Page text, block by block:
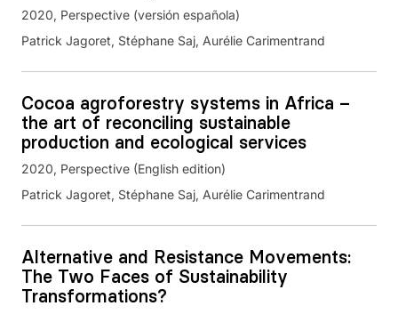
2020 Perspective (versión española)
Patrick Jagoret, Stéphane Saj, Aurélie Carimentrand
Cocoa agroforestry systems in Africa –
the art of reconciling sustainable
production and ecological services
2020 Perspective (English edition)
Patrick Jagoret, Stéphane Saj, Aurélie Carimentrand
Alternative and Resistance Movements:
The Two Faces of Sustainability
Transformations?